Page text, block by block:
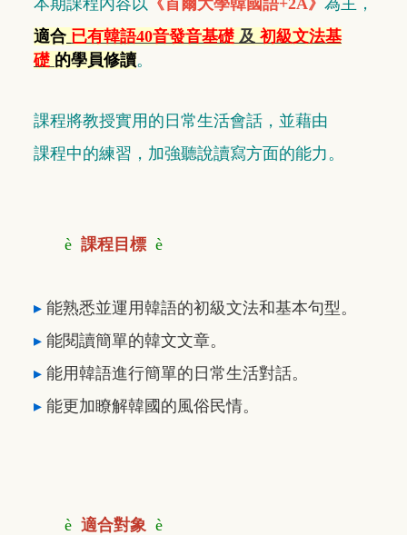
適合 已有韓語40音發音基礎 及 初級文法基
礎 的學員修讀。
課程將教授實用的日常生活會話， 並藉由
課程中的練習，加強聽說讀寫方面的能力。
è 課程目標 è
▸ 能熟悉並運用韓語的初級文法和基本句型。
▸ 能閱讀簡單的韓文文章。
▸ 能用韓語進行簡單的日常生活對話。
▸ 能更加瞭解韓國的風俗民情。
è 適合對象 è